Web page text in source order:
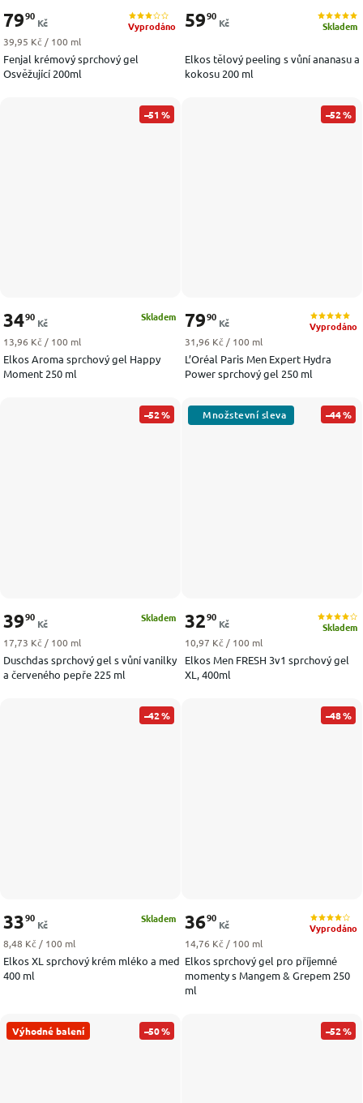
Fenjal krémový sprchový gel
Osvěžující 200ml
Vyprodáno
7990
Kč
Měrná cena:
39,95 Kč / 100 ml
Elkos tělový peeling s vůní ananasu a
kokosu 200 ml
Skladem
5990
Kč
–51 %
Elkos Aroma sprchový gel Happy
Moment 250 ml
Skladem
3490
Kč
Měrná cena:
13,96 Kč / 100 ml
–52 %
L’Oréal Paris Men Expert Hydra
Power sprchový gel 250 ml
Vyprodáno
7990
Kč
Měrná cena:
31,96 Kč / 100 ml
–52 %
Duschdas sprchový gel s vůní vanilky
a červeného pepře 225 ml
Skladem
3990
Kč
Měrná cena:
17,73 Kč / 100 ml
–44 %
Elkos Men FRESH 3v1 sprchový gel
XL, 400ml
Skladem
3290
Kč
Měrná cena:
10,97 Kč / 100 ml
–42 %
Elkos XL sprchový krém mléko a med
400 ml
Skladem
3390
Kč
Měrná cena:
8,48 Kč / 100 ml
–48 %
Elkos sprchový gel pro příjemné
momenty s Mangem & Grepem 250
ml
Vyprodáno
3690
Kč
Měrná cena:
14,76 Kč / 100 ml
Výhodné balení –50 % –52 %